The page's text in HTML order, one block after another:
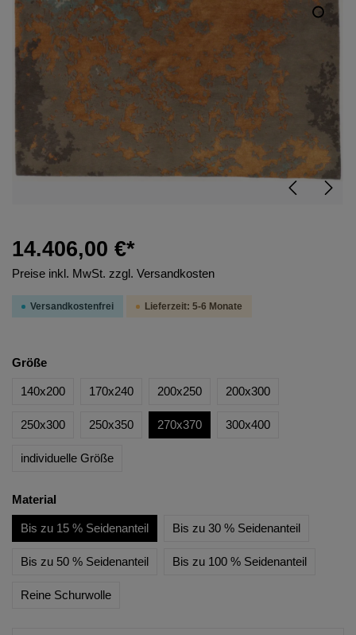
14.406,00 €*
Preise inkl. MwSt. zzgl. Versandkosten
Versandkostenfrei Lieferzeit: 5-6 Monate
Größe
140x200 170x240 200x250 200x300
250x300 250x350 270x370 300x400
individuelle Größe
Material
Bis zu 15 % Seidenanteil Bis zu 30 % Seidenanteil
Bis zu 50 % Seidenanteil Bis zu 100 % Seidenanteil
Reine Schurwolle